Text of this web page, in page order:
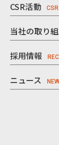
CSR活動
当社の取り
採用情報
ニュース